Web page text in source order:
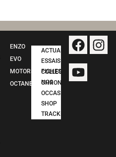
ENZO
EVO
MOTORSPORT
OCTANE
ACTUALITÉS
ESSAIS
FICHES COLLECTION
NOS CHRONOS
OCCASIONS
SHOP
TRACKDAYS